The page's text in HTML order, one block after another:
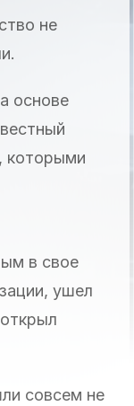
не
основе
, которыми
в свое
ушел
совсем не